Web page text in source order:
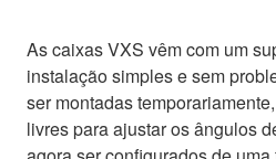
As caixas VXS vêm com um
instalação simples e sem
ser montadas
livres para ajustar os ângulos